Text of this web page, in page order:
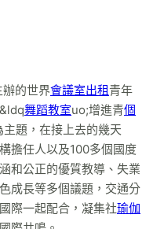
的世界會議室出租青年
舞蹈教室uo;增進青個
題，在接上去的幾天
擔任人以及100多個國度
和公正的優質教導、失業
成長等多個議題，交通分
際一起配合，凝集社瑜伽